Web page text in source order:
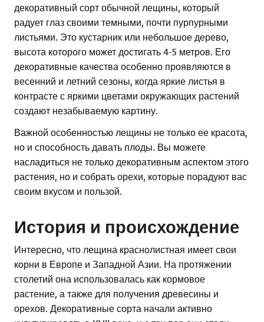
декоративный сорт обычной лещины, который
радует глаз своими темными, почти пурпурными
листьями. Это кустарник или небольшое дерево,
высота которого может достигать 4-5 метров. Его
декоративные качества особенно проявляются в
весенний и летний сезоны, когда яркие листья в
контрасте с яркими цветами окружающих растений
создают незабываемую картину.
Важной особенностью лещины не только ее красота,
но и способность давать плоды. Вы можете
насладиться не только декоративным аспектом этого
растения, но и собрать орехи, которые порадуют вас
своим вкусом и пользой.
История и происхождение
Интересно, что лещина краснолистная имеет свои
корни в Европе и Западной Азии. На протяжении
столетий она использовалась как кормовое
растение, а также для получения древесины и
орехов. Декоративные сорта начали активно